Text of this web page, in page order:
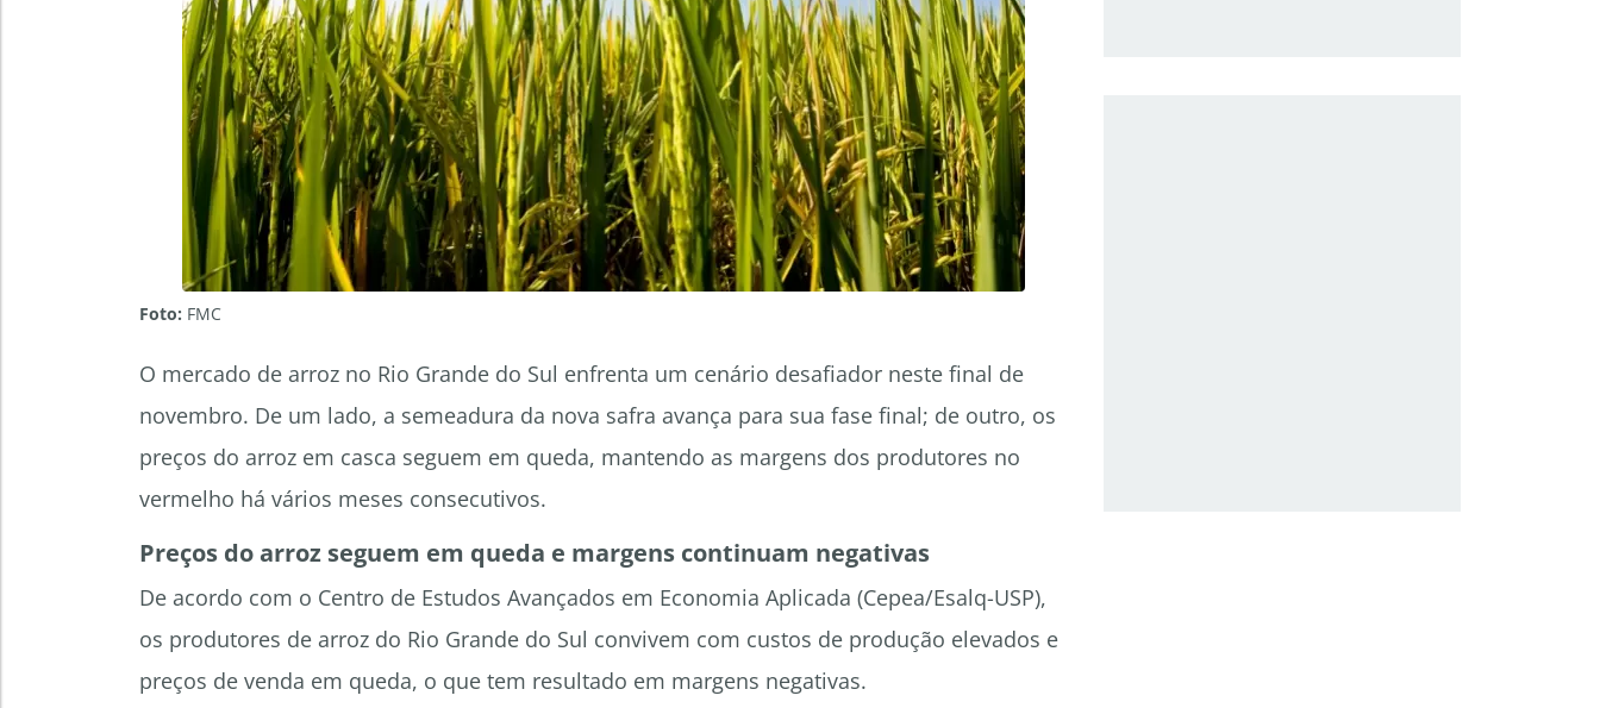
Foto: FMC
O mercado de arroz no Rio Grande do Sul enfrenta um cenário desafiador neste final de
novembro. De um lado, a semeadura da nova safra avança para sua fase final; de outro, os
preços do arroz em casca seguem em queda, mantendo as margens dos produtores no
vermelho há vários meses consecutivos.
Preços do arroz seguem em queda e margens continuam negativas
De acordo com o Centro de Estudos Avançados em Economia Aplicada (Cepea/Esalq-USP),
os produtores de arroz do Rio Grande do Sul convivem com custos de produção elevados e
preços de venda em queda, o que tem resultado em margens negativas.